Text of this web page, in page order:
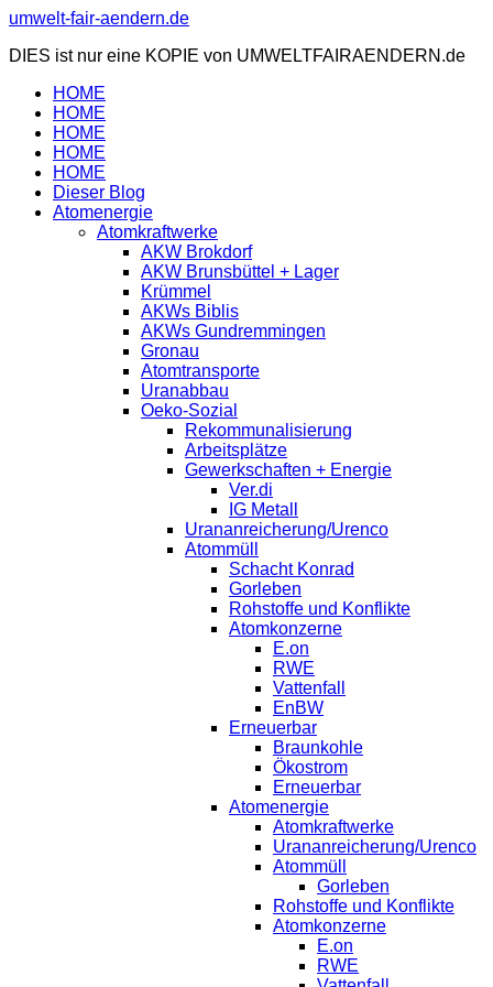
Zum
springen
umwelt-fair-aendern.de
DIES ist nur eine KOPIE von UMWELTFAIRAENDERN.de
HOME
HOME
HOME
HOME
HOME
Dieser Blog
Atomenergie
Atomkraftwerke
AKW Brokdorf
AKW Brunsbüttel + Lager
Krümmel
AKWs Biblis
AKWs Gundremmingen
Gronau
Atomtransporte
Uranabbau
Oeko-Sozial
Rekommunalisierung
Arbeitsplätze
Gewerkschaften + Energie
Ver.di
IG Metall
Urananreicherung/Urenco
Atommüll
Schacht Konrad
Gorleben
Rohstoffe und Konflikte
Atomkonzerne
E.on
RWE
Vattenfall
EnBW
Erneuerbar
Braunkohle
Ökostrom
Erneuerbar
Atomenergie
Atomkraftwerke
Urananreicherung/Urenco
Atommüll
Gorleben
Rohstoffe und Konflikte
Atomkonzerne
E.on
RWE